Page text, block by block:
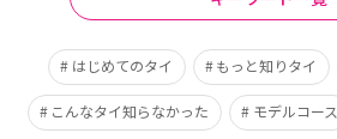
はじめてのタイ もっと知りタイ
こんなタイ知らなかった モデルコース